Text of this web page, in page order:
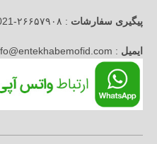
پیگیری سفارشات : ۲۶۶۵۷۹۰۸-021
ایمیل : info@entekhabemofid.com